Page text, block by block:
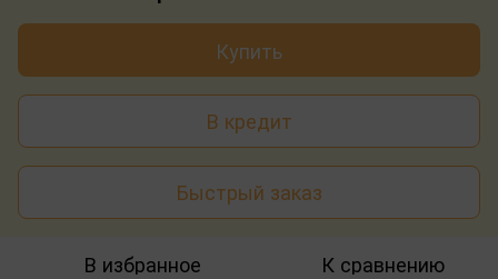
Купить
В кредит
Быстрый заказ
В избранное К сравнению